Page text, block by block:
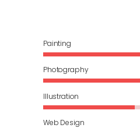
Painting
Photography
Illustration
Web Design